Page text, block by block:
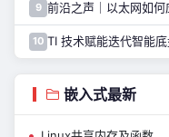
9
10
嵌入式最新